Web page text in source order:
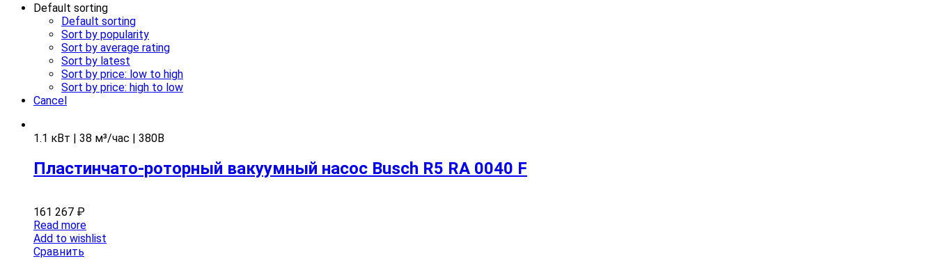
Default sorting
Default sorting
Sort by popularity
Sort by average rating
Sort by latest
Sort by price: low to high
Sort by price: high to low
Cancel
1.1 кВт | 38 м³/час | 380В
Пластинчато-роторный вакуумный насос Busch R5 RA 0040 F
161 267 ₽
Read more
Add to wishlist
Сравнить